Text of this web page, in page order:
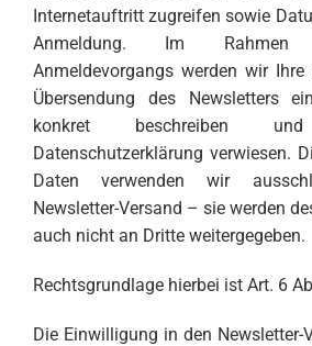
Internetauftritt zugreifen sowie
Anmeldung. Im
Anmeldevorgangs werden wir
Übersendung des Newsletters
konkret beschreiben
Datenschutzerklärung verwiesen.
Daten verwenden wir
Newsletter-Versand – sie werden
auch nicht an Dritte weitergegeben.
Rechtsgrundlage hierbei ist Art. 6
Die Einwilligung in den Newsletter-